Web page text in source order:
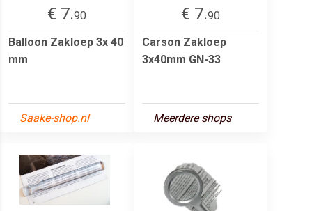
€ 7.90
Balloon Zakloep 3x 40
mm
Saake-shop.nl
€ 7.90
Carson Zakloep
3x40mm GN-33
Meerdere shops